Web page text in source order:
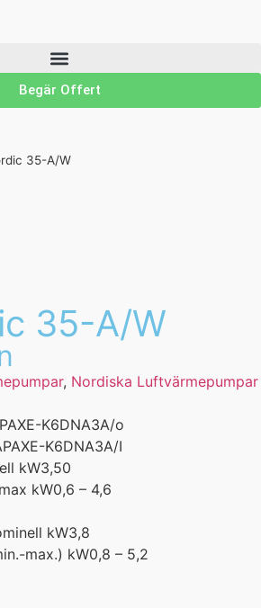
Begär Offert
35-A/W
35-A/W
, Nordiska Luftvärmepumpar
K6DNA3A/o
K6DNA3A/I
kW3,50
kW0,6 – 4,6
kW3,8
max.) kW0,8 – 5,2